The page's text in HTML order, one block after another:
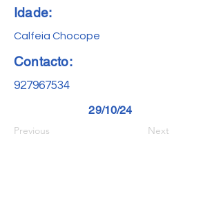
Idade:
Calfeia Chocope
Contacto:
927967534
29/10/24
Previous Next